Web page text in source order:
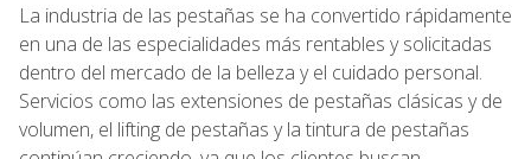
La industria de las pestañas se ha convertido rápidamente
en una de las especialidades más rentables y solicitadas
dentro del mercado de la belleza y el cuidado personal.
Servicios como las extensiones de pestañas clásicas y de
volumen, el lifting de pestañas y la tintura de pestañas